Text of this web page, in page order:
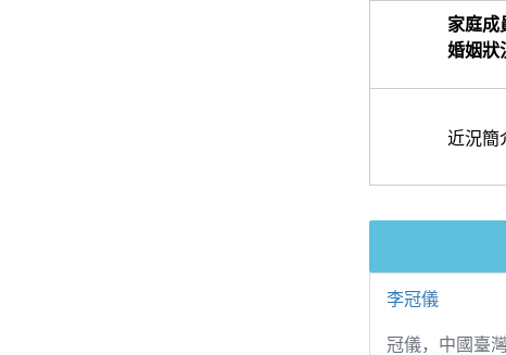
家庭成
婚姻狀
近況簡
李冠儀
冠儀，中國臺